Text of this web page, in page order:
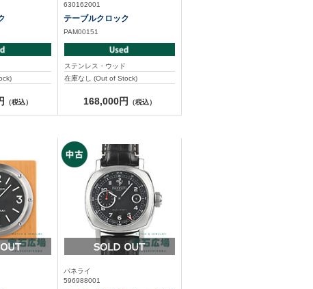
（税込）
630162001
テーブルクロック
PAM00151
ステンレス・ウッド
在庫なし (Out of Stock)
168,000円 （税込）
パネライ
596988001